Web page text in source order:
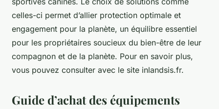
celles-ci permet d’allier protection optimale et
engagement pour la planète, un équilibre essentiel
pour les propriétaires soucieux du bien-être de leur
compagnon et de la planète. Pour en savoir plus,
vous pouvez consulter avec le site inlandsis.fr.
Guide d’achat des équipements